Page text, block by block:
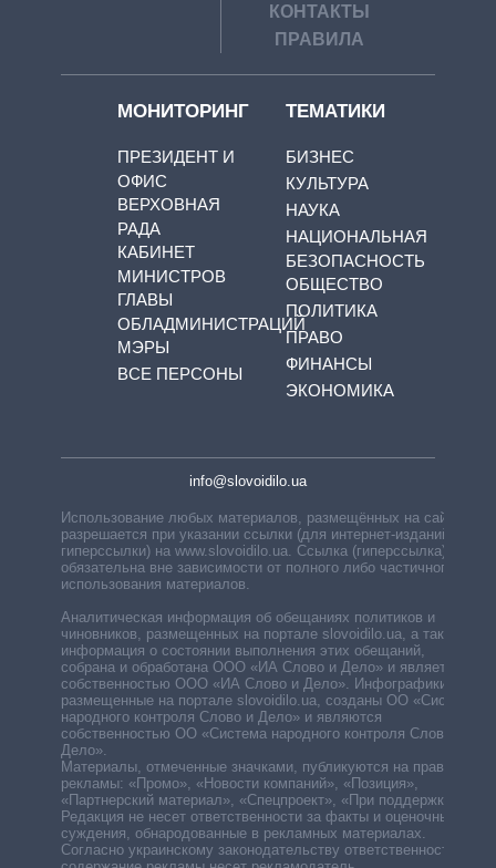
КОНТАКТЫ
ПРАВИЛА
МОНИТОРИНГ
ПРЕЗИДЕНТ И
ОФИС
ВЕРХОВНАЯ
РАДА
КАБИНЕТ
МИНИСТРОВ
ГЛАВЫ
ОБЛАДМИНИСТРАЦИЙ
МЭРЫ
ВСЕ ПЕРСОНЫ
ТЕМАТИКИ
БИЗНЕС
КУЛЬТУРА
НАУКА
НАЦИОНАЛЬНАЯ
БЕЗОПАСНОСТЬ
ОБЩЕСТВО
ПОЛИТИКА
ПРАВО
ФИНАНСЫ
ЭКОНОМИКА
info@slovoidilo.ua
Использование любых материалов, размещённых на сайте,
разрешается при указании ссылки (для интернет-изданий —
гиперссылки) на www.slovoidilo.ua. Ссылка (гиперссылка)
обязательна вне зависимости от полного либо частичного
использования материалов.
Аналитическая информация об обещаниях политиков и
чиновников, размещенных на портале slovoidilo.ua, а также
информация о состоянии выполнения этих обещаний,
собрана и обработана ООО «ИА Слово и Дело» и является
собственностью ООО «ИА Слово и Дело». Инфографики,
размещенные на портале slovoidilo.ua, созданы ОО «Система
народного контроля Слово и Дело» и являются
собственностью ОО «Система народного контроля Слово и
Дело».
Материалы, отмеченные значками, публикуются на правах
рекламы: «Промо», «Новости компаний», «Позиция»,
«Партнерский материал», «Спецпроект», «При поддержке».
Редакция не несет ответственности за факты и оценочные
суждения, обнародованные в рекламных материалах.
Согласно украинскому законодательству ответственность за